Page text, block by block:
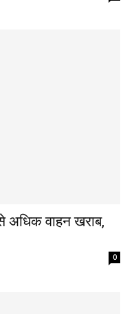
वाहन खराब,
0